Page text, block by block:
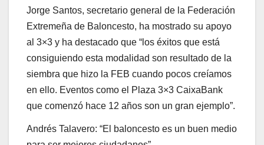
Jorge Santos, secretario general de la Federación
Extremeña de Baloncesto, ha mostrado su apoyo
al 3×3 y ha destacado que “los éxitos que está
consiguiendo esta modalidad son resultado de la
siembra que hizo la FEB cuando pocos creíamos
en ello. Eventos como el Plaza 3×3 CaixaBank
que comenzó hace 12 años son un gran ejemplo”.
Andrés Talavero: “El baloncesto es un buen medio